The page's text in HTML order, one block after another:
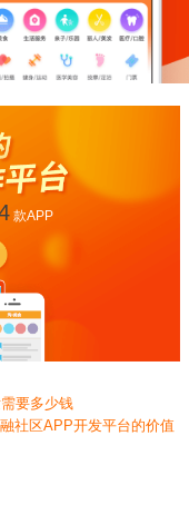
款APP
要多少钱
社区APP开发平台的价值